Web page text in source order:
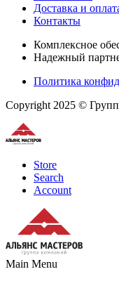
Доставка и
Контакты
Комплексное
Надежный
Политика
Copyright 2025 ©
Store
Search
Account
Main Menu